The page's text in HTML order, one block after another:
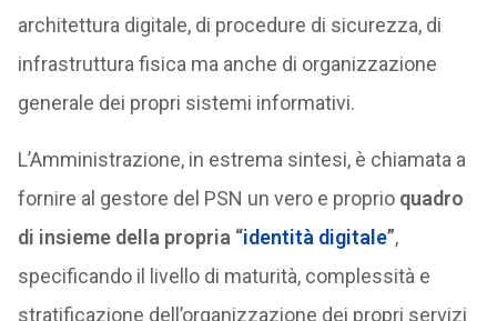
architettura digitale, di procedure di sicurezza, di
infrastruttura fisica ma anche di organizzazione
generale dei propri sistemi informativi.
L’Amministrazione, in estrema sintesi, è chiamata a
fornire al gestore del PSN un vero e proprio quadro
di insieme della propria “identità digitale”,
specificando il livello di maturità, complessità e
stratificazione dell’organizzazione dei propri servizi